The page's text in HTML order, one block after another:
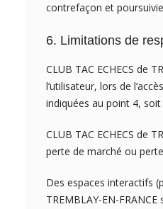
contrefaçon et
6. Limitations de
CLUB TAC ECHECS de
l’utilisateur, lors de
indiquées au point 4, soit
CLUB TAC ECHECS de
perte de marché ou
Des espaces interactifs
TREMBLAY-EN-